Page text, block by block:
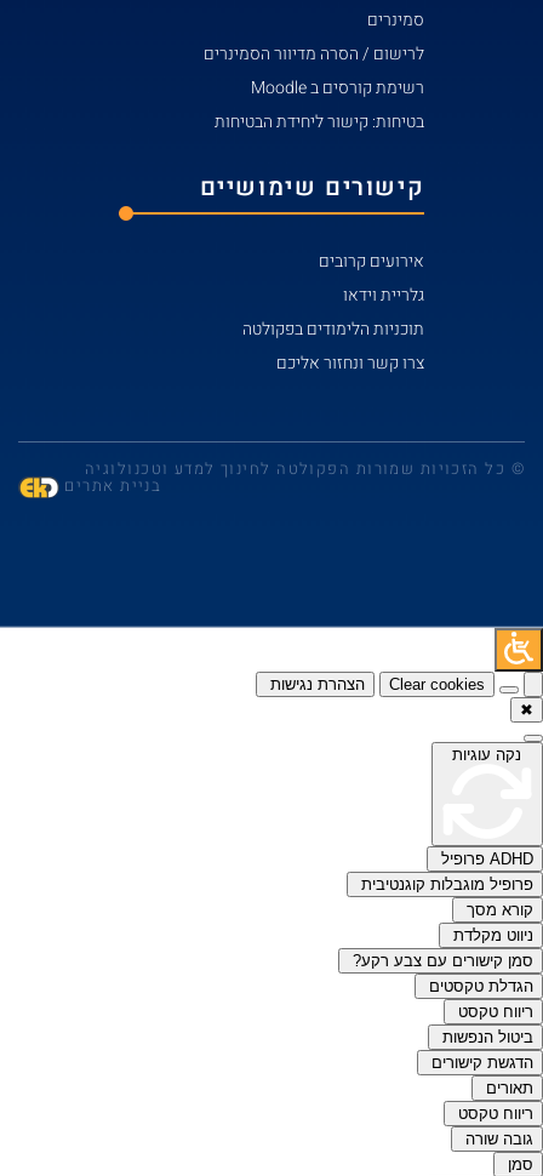
סמינרים
לרישום / הסרה מדיוור הסמינרים
רשימת קורסים ב Moodle
בטיחות: קישור ליחידת הבטיחות
קישורים שימושיים
אירועים קרובים
גלריית וידאו
תוכניות הלימודים בפקולטה
צרו קשר ונחזור אליכם
© כל הזכויות שמורות הפקולטה לחינוך למדע וטכנולוגיה
בניית אתרים
Clear cookies
הצהרת נגישות
✖
נקה עוגיות
ADHD פרופיל
פרופיל מוגבלות קוגנטיבית
קורא מסך
ניווט מקלדת
סמן קישורים עם צבע רקע?
הגדלת טקסטים
ריווח טקסט
ביטול הנפשות
הדגשת קישורים
תאורים
ריווח טקסט
גובה שורה
סמן